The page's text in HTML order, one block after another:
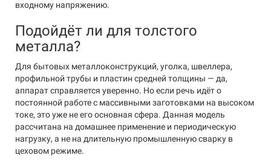
входному напряжению.
Подойдёт ли для толстого
металла?
Для бытовых металлоконструкций, уголка, швеллера,
профильной трубы и пластин средней толщины — да,
аппарат справляется уверенно. Но если речь идёт о
постоянной работе с массивными заготовками на высоком
токе, это уже не его основная сфера. Данная модель
рассчитана на домашнее применение и периодическую
нагрузку, а не на длительную промышленную сварку в
цеховом режиме.